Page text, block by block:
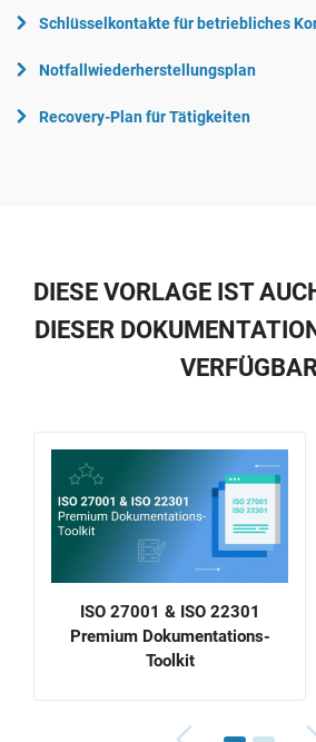
Schlüsselkontakte für betriebliches
Notfallwiederherstellungsplan
Recovery-Plan für Tätigkeiten
DIESE VORLAGE IST
DIESER
VERFÜGBAR
ISO 27001 & ISO 22301
Premium Dokumentations-
Toolkit